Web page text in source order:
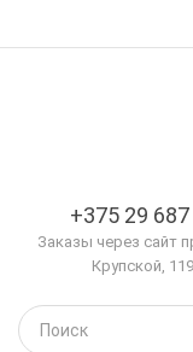
+375 29
Заказы через сайт
Крупской,